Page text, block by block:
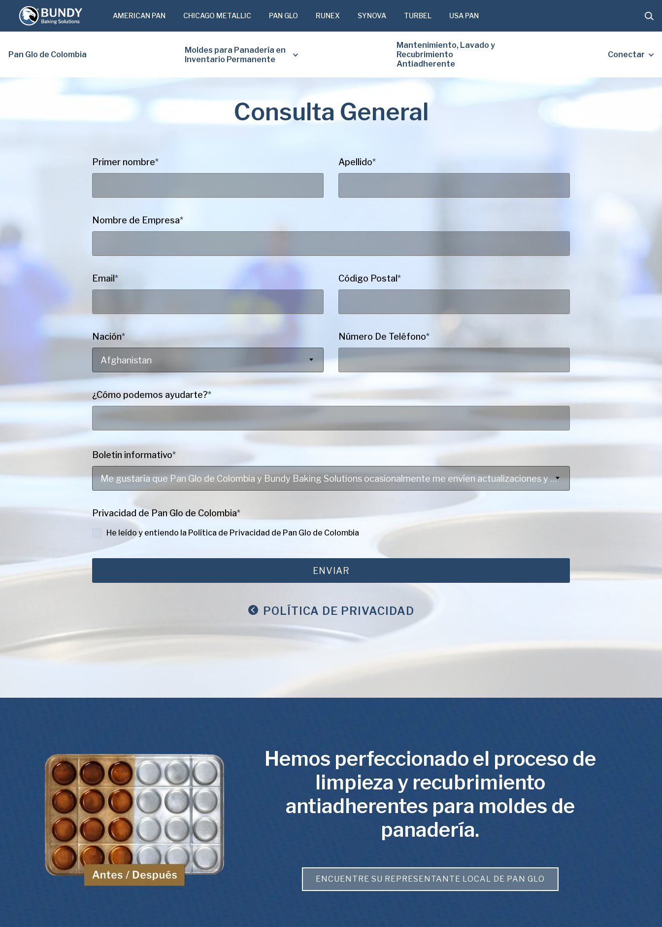
AMERICAN PAN CHICAGO METALLIC PAN GLO RUNEX SYNOVA TURBEL USA PAN
Pan Glo de Colombia
Moldes para Panadería en
Inventario Permanente
Mantenimiento, Lavado y
Recubrimiento
Antiadherente
Conectar
Consulta General
Primer nombre* Apellido*
Nombre de Empresa*
Email * Código Postal *
Nación*
Afghanistan
Número De Teléfono*
¿Cómo podemos ayudarte?*
Boletin informativo*
Me gustaría que Pan Glo de Colombia y Bundy Baking Solutions ocasionalmente me envíen actualizaciones y promociones de productos y servicios.
Privacidad de Pan Glo de Colombia*
He leído y entiendo la Política de Privacidad de Pan Glo de Colombia
POLÍTICA DE PRIVACIDAD
Hemos perfeccionado el proceso de
limpieza y recubrimiento
antiadherentes para moldes de
panadería.
ENCUENTRE SU REPRESENTANTE LOCAL DE PAN GLO